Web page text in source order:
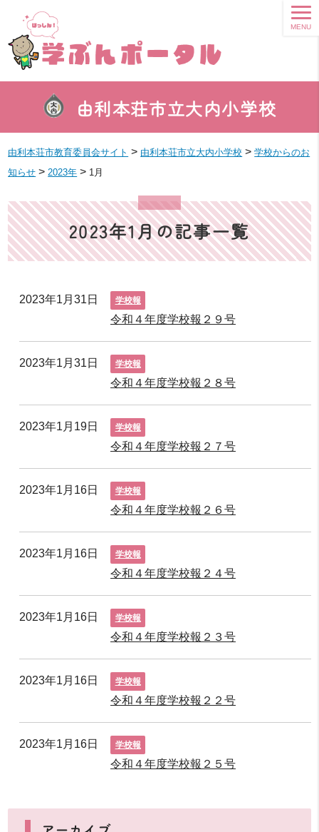
由利本荘市立大内小学校
MENU
由利本荘市教育委員会サイト > 由利本荘市立大内小学校 >学校からのお
知らせ > 2023年 > 1月
2023年1月の記事一覧
2023年1月31日 学校報
令和４年度学校報２９号
2023年1月31日 学校報
令和４年度学校報２８号
2023年1月19日 学校報
令和４年度学校報２７号
2023年1月16日 学校報
令和４年度学校報２６号
2023年1月16日 学校報
令和４年度学校報２４号
2023年1月16日 学校報
令和４年度学校報２３号
2023年1月16日 学校報
令和４年度学校報２２号
2023年1月16日 学校報
令和４年度学校報２５号